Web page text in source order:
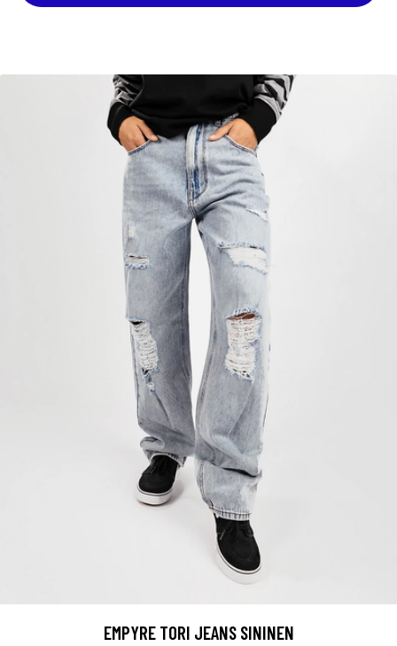
EMPYRE TORI JEANS SININEN